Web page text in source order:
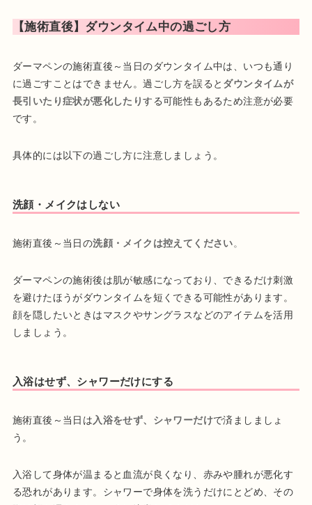
【施術直後】ダウンタイム中の過ごし方
ダーマペンの施術直後～当日のダウンタイム中は、いつも通り
に過ごすことはできません。過ごし方を誤ると ダウンタイムが
長引いたり症状が悪化したりする可能性もあるため注意が必要
です。
具体的には以下の過ごし方に注意しましょう。
洗顔・メイクはしない
施術直後～当日の洗顔・メイクは控えてください。
ダーマペンの施術後は肌が敏感になっており、できるだけ刺激
を避けたほうがダウンタイムを短くできる可能性があります。
顔を隠したいときはマスクやサングラスなどのアイテムを活用
しましょう。
入浴はせず、シャワーだけにする
施術直後～当日は入浴をせず、シャワーだけで済ましましょ
う。
入浴して身体が温まると血流が良くなり、赤みや腫れが悪化す
る恐れがあります。シャワーで身体を洗うだけにとどめ、その